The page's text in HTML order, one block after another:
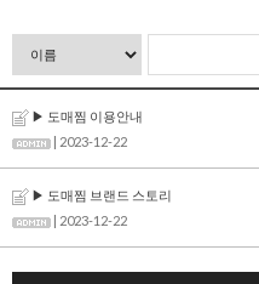
▶ 도매찜 이용안내
| 2023-12-22
▶ 도매찜 브랜드 스토리
| 2023-12-22